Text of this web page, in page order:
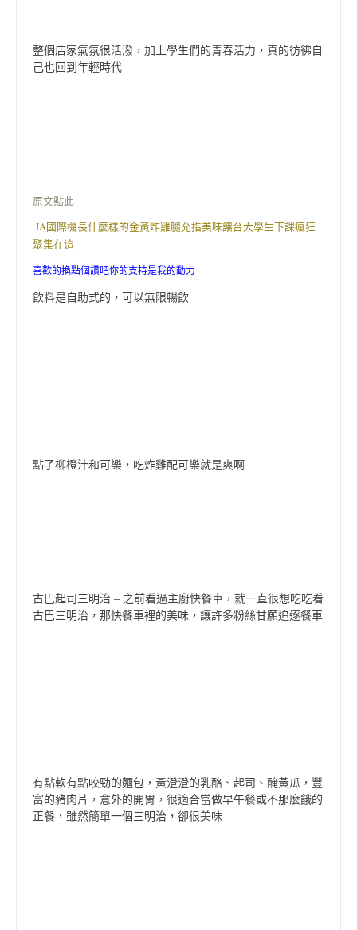
整個店家氣氛很活潑，加上學生們的青春活力，真的彷彿自
己也回到年輕時代
原文點此
IA國際機長什麼樣的金黃炸雞腿允指美味讓台大學生下課瘋狂
聚集在這
喜歡的換點個讚吧你的支持是我的動力
飲料是自助式的，可以無限暢飲
點了柳橙汁和可樂，吃炸雞配可樂就是爽啊
古巴起司三明治 – 之前看過主廚快餐車，就一直很想吃吃看
古巴三明治，那快餐車裡的美味，讓許多粉絲甘願追逐餐車
有點軟有點咬勁的麵包，黃澄澄的乳酪、起司、醃黃瓜，豐
富的豬肉片，意外的開胃，很適合當做早午餐或不那麼餓的
正餐，雖然簡單一個三明治，卻很美味